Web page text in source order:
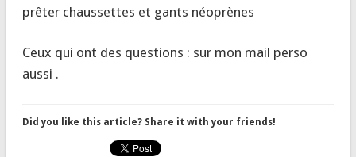
prêter chaussettes et gants néoprènes
Ceux qui ont des questions : sur mon mail perso
aussi .
Did you like this article? Share it with your friends!